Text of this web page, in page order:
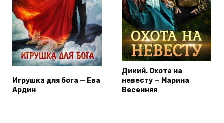
Игрушка для бога — Ева
Ардин
Дикий. Охота на
невесту — Марина
Весенняя